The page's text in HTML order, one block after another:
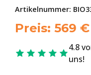
Artikelnummer:
Preis: 569 €
4.8
uns!